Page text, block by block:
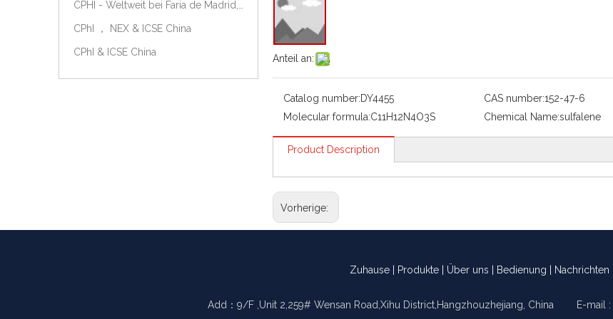
CPhI ， NEX & ICSE China
CPhI & ICSE China
Anteil an:
Catalog number:DY4455 CAS number:152-47-6
Molecular formula:C11H12N4O3S Chemical Name:sulfalene
Product Description
Vorherige:
Zuhause Produkte Über uns Bedienung Nachrichten
Add：9/F ,Unit 2,259# Wensan Road,Xihu District,Hangzhouzhejiang, China E-mail :